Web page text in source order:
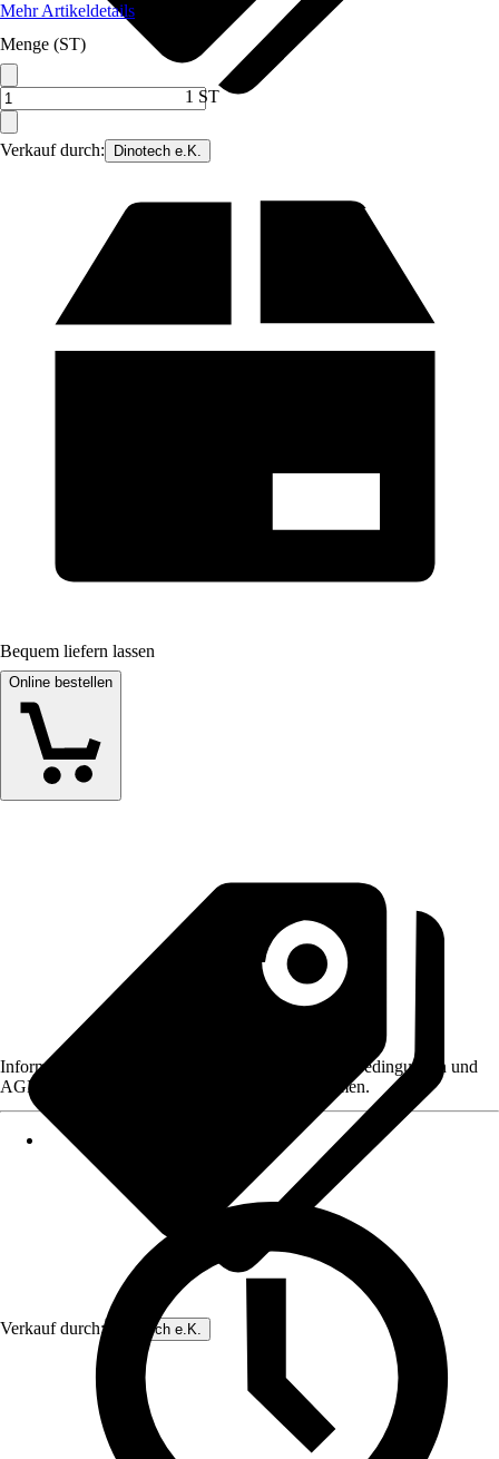
Verkauf durch: Dinotech e.K.
Mehr Artikeldetails
Menge (ST)
1 ST
Bequem liefern lassen
Online bestellen
Verkauf durch: Dinotech e.K.
Informationen des Verkäufers, wie z. B. Rückgabebedingungen und
AGB, finden Sie bei Klick auf den Verkäufernamen.